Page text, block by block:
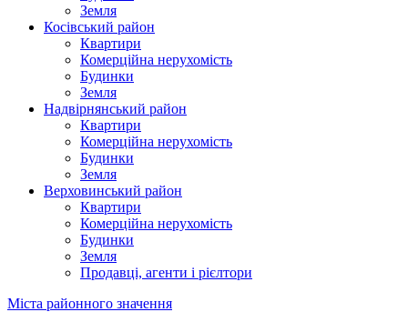
Земля
Косівський район
Квартири
Комерційна нерухомість
Будинки
Земля
Надвірнянський район
Квартири
Комерційна нерухомість
Будинки
Земля
Верховинський район
Квартири
Комерційна нерухомість
Будинки
Земля
Продавці, агенти і рієлтори
Міста районного значення